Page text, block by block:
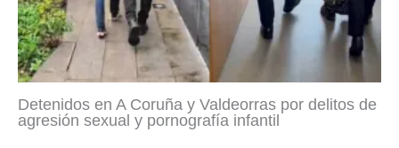
Detenidos en A Coruña y Valdeorras por delitos de
agresión sexual y pornografía infantil